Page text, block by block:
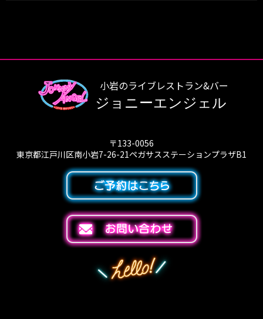
小岩のライブレストラン&バー
ジョニーエンジェル
〒133-0056
東京都江戸川区南小岩7-26-21ペガサスステーションプラザB1